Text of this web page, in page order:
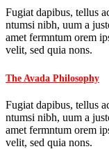
Fugiat dapibus, tellus
ntumsi nibh, uum a
amet fermntum orem
velit, sed quia nons.
The Avada Philosophy
Fugiat dapibus, tellus
ntumsi nibh, uum a
amet fermntum orem
velit, sed quia nons.